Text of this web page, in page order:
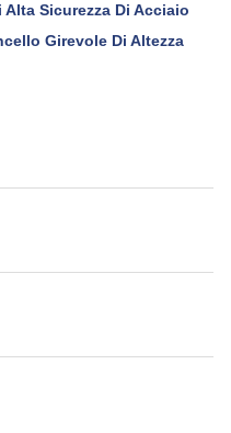
Sicurezza Di Acciaio
Girevole Di Altezza